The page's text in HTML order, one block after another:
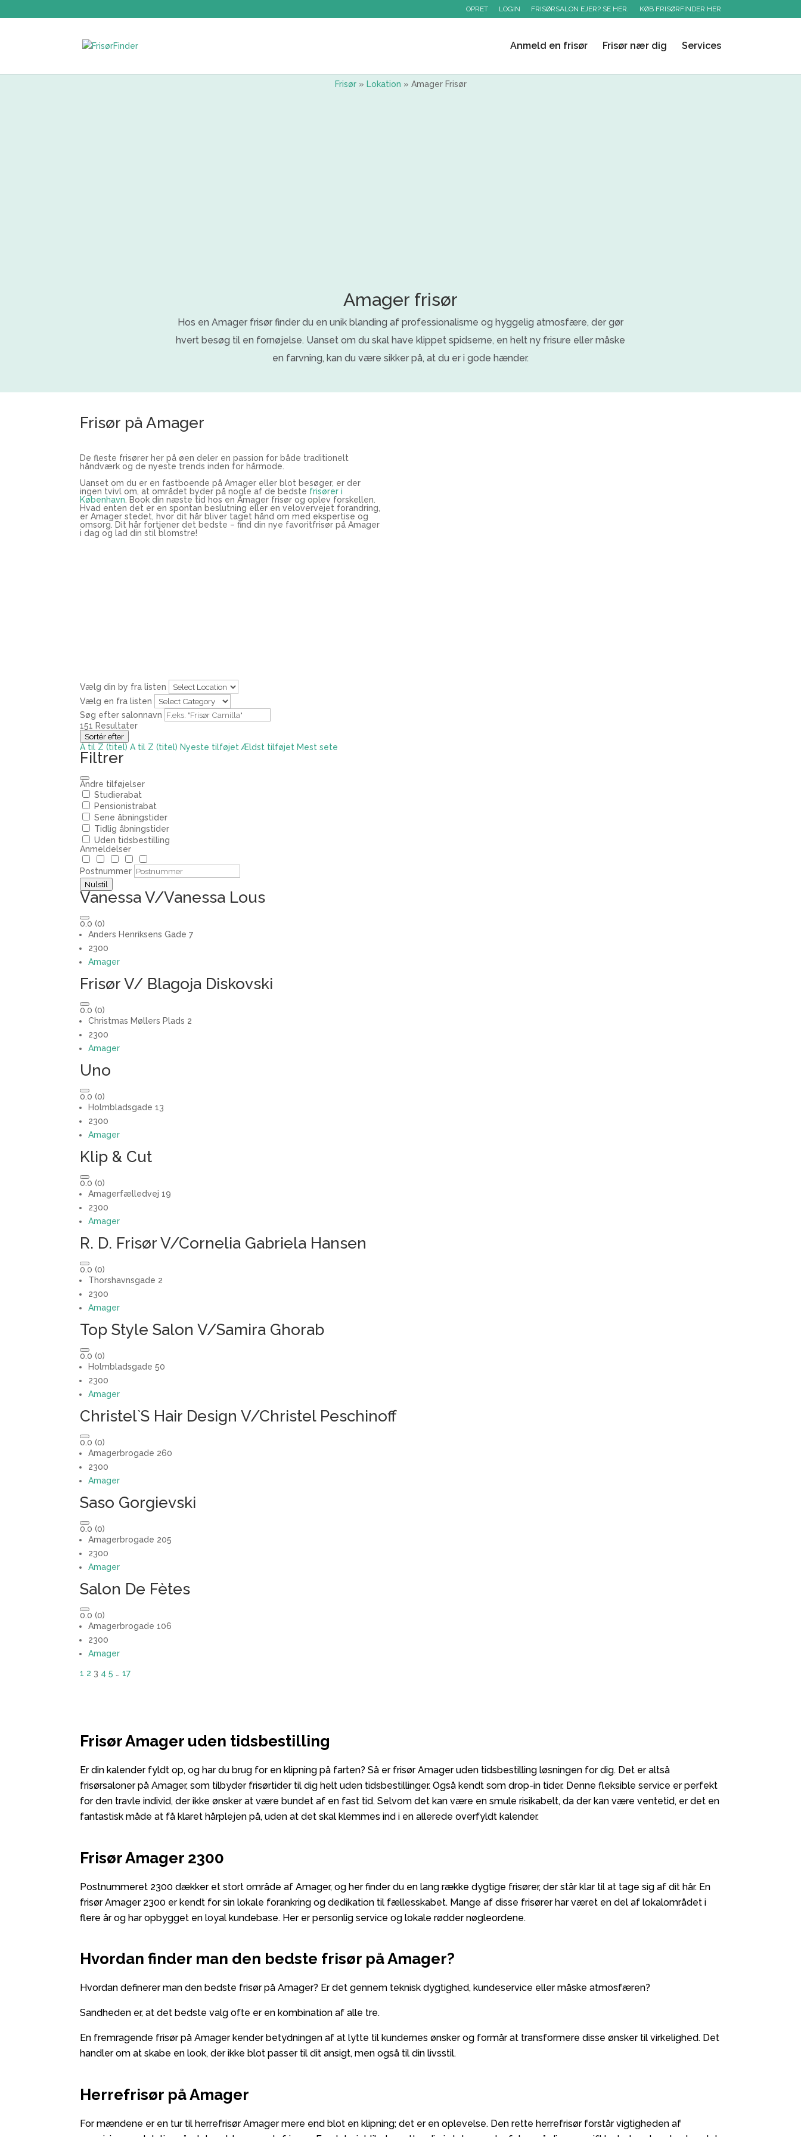
OPRET LOGIN FRISØRSALON EJER? SE HER. KØB FRISØRFINDER HER
Anmeld en frisør Frisør nær dig Services
Frisør» Lokation » Amager Frisør
Amager frisør
Hos en Amager frisør finder du en unik blanding af professionalisme og hyggelig atmosfære, der gør
hvert besøg til en fornøjelse. Uanset om du skal have klippet spidserne, en helt ny frisure eller måske
en farvning, kan du være sikker på, at du er i gode hænder.
Frisør på Amager
De fleste frisører her på øen deler en passion for både traditionelt
håndværk og de nyeste trends inden for hårmode.
Uanset om du er en fastboende på Amager eller blot besøger, er der
ingen tvivl om, at området byder på nogle af de bedste frisører i
København . Book din næste tid hos en Amager frisør og oplev forskellen.
Hvad enten det er en spontan beslutning eller en velovervejet forandring,
er Amager stedet, hvor dit hår bliver taget hånd om med ekspertise og
omsorg. Dit hår fortjener det bedste – find din nye favoritfrisør på Amager
i dag og lad din stil blomstre!
Vælg din by fra listen
Vælg en fra listen
Søg efter salonnavn
151 Resultater
Sortér efter
A til Z (titel) A til Z (titel) Nyeste tilføjet Ældst tilføjet Mest sete
Filtrer
Andre tilføjelser
Studierabat
Pensionistrabat
Sene åbningstider
Tidlig åbningstider
Uden tidsbestilling
Anmeldelser
Postnummer
Nulstil
Vanessa V/Vanessa Lous
0.0 (0)
Anders Henriksens Gade 7
2300
Amager
Frisør V/ Blagoja Diskovski
0.0 (0)
Christmas Møllers Plads 2
2300
Amager
Uno
0.0 (0)
Holmbladsgade 13
2300
Amager
Klip & Cut
0.0 (0)
Amagerfælledvej 19
2300
Amager
R. D. Frisør V/Cornelia Gabriela Hansen
0.0 (0)
Thorshavnsgade 2
2300
Amager
Top Style Salon V/Samira Ghorab
0.0 (0)
Holmbladsgade 50
2300
Amager
Christel`S Hair Design V/Christel Peschinoff
0.0 (0)
Amagerbrogade 260
2300
Amager
Saso Gorgievski
0.0 (0)
Amagerbrogade 205
2300
Amager
Salon De Fètes
0.0 (0)
Amagerbrogade 106
2300
Amager
1 2 3 4 5 … 17
Frisør Amager uden tidsbestilling
Er din kalender fyldt op, og har du brug for en klipning på farten? Så er frisør Amager uden tidsbestilling løsningen for dig. Det er altså
frisørsaloner på Amager, som tilbyder frisørtider til dig helt uden tidsbestillinger. Også kendt som drop-in tider. Denne fleksible service er perfekt
for den travle individ, der ikke ønsker at være bundet af en fast tid. Selvom det kan være en smule risikabelt, da der kan være ventetid, er det en
fantastisk måde at få klaret hårplejen på, uden at det skal klemmes ind i en allerede overfyldt kalender.
Frisør Amager 2300
Postnummeret 2300 dækker et stort område af Amager, og her finder du en lang række dygtige frisører, der står klar til at tage sig af dit hår. En
frisør Amager 2300 er kendt for sin lokale forankring og dedikation til fællesskabet. Mange af disse frisører har været en del af lokalområdet i
flere år og har opbygget en loyal kundebase. Her er personlig service og lokale rødder nøgleordene.
Hvordan finder man den bedste frisør på Amager?
Hvordan definerer man den bedste frisør på Amager? Er det gennem teknisk dygtighed, kundeservice eller måske atmosfæren?
Sandheden er, at det bedste valg ofte er en kombination af alle tre.
En fremragende frisør på Amager kender betydningen af at lytte til kundernes ønsker og formår at transformere disse ønsker til virkelighed. Det
handler om at skabe en look, der ikke blot passer til dit ansigt, men også til din livsstil.
Herrefrisør på Amager
For mændene er en tur tilherrefrisørAmager mere end blot en klipning; det er en oplevelse. Den rette herrefrisør forstår vigtigheden af